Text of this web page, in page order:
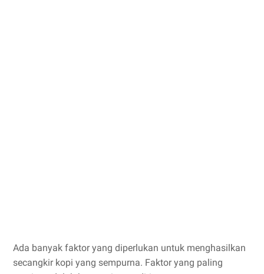
Ada banyak faktor yang diperlukan untuk menghasilkan
secangkir kopi yang sempurna. Faktor yang paling